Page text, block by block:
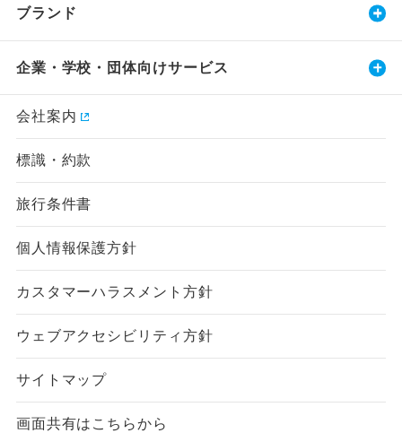
ブランド
企業・学校・団体向けサービス
会社案内
標識・約款
旅行条件書
個人情報保護方針
カスタマーハラスメント方針
ウェブアクセシビリティ方針
サイトマップ
画面共有はこちらから